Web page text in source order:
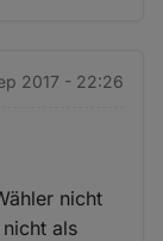
2017 - 22:26
nicht
als